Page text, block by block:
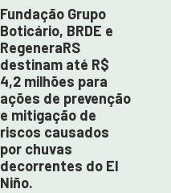
Fundação Grupo
Boticário, BRDE e
RegeneraRS
destinam até R$
4,2 milhões para
ações de prevenção
e mitigação de
riscos causados
por chuvas
decorrentes do El
Niño.